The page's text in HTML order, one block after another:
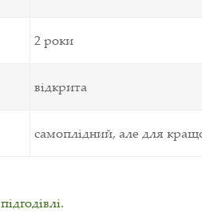
2 роки
відкрита
самоплідний, але для
підгодівлі.